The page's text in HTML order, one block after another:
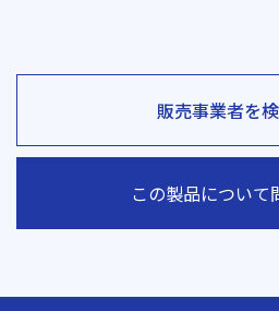
販売事業者を
この製品について